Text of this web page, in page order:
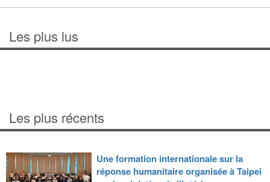
Les plus lus
Les plus récents
Une formation internationale sur la
réponse humanitaire organisée à Taipei